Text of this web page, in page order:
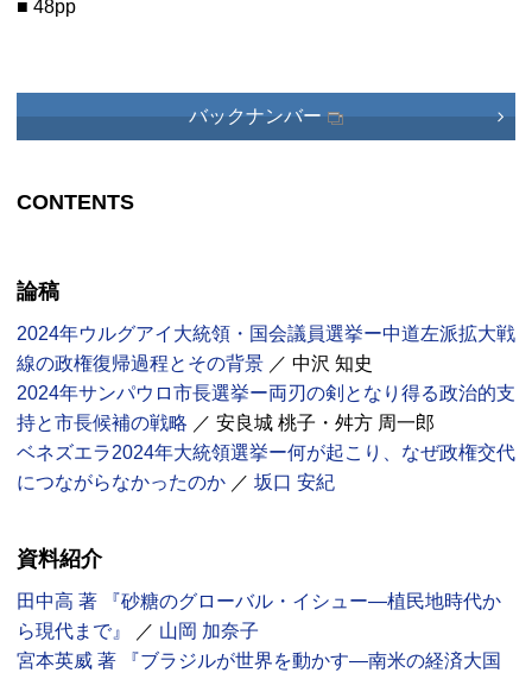
■ 48pp
バックナンバー
CONTENTS
論稿
2024年ウルグアイ大統領・国会議員選挙ー中道左派拡大戦
線の政権復帰過程とその背景 ／ 中沢 知史
2024年サンパウロ市長選挙ー両刃の剣となり得る政治的支
持と市長候補の戦略 ／ 安良城 桃子・舛方 周一郎
ベネズエラ2024年大統領選挙ー何が起こり、なぜ政権交代
につながらなかったのか ／ 坂口 安紀
資料紹介
田中高 著 『砂糖のグローバル・イシュー―植民地時代か
ら現代まで』
／ 山岡 加奈子
宮本英威 著 『ブラジルが世界を動かす―南米の経済大国